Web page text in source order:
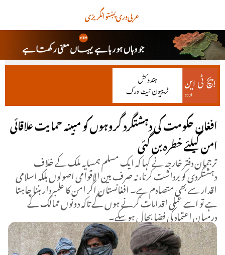
انگریزیپښتودریعربی
افغان حکومت کی دہشتگرد گروہوں کو مبینہ حمایت علاقائی
امن کیلئے خطرہ بن گئی
ترجمان دفتر خارجہ نے کہا کہ ایک مسلم ہمسایہ ملک کے خلاف
دہشتگردی کو برداشت کرنا، نہ صرف بین الاقوامی اصولوں بلکہ اسلامی
اقدار سے بھی متصادم ہے۔ افغانستان اگر امن کا علمبردار بننا چاہتا
ہے تو اسے عملی اقدامات کرنے ہوں گے تاکہ دونوں ممالک کے
درمیان اعتماد کی فضا بحال ہو سکے۔